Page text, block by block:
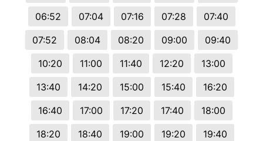
06:52
07:04 07:16 07:28
07:40
07:52
08:04 08:20 09:00
09:40
10:20
11:00 11:40 12:20
13:00
13:40
14:20 15:00 15:40
16:20
16:40
17:00 17:20 17:40
18:00
18:20
18:40 19:00 19:20
19:40